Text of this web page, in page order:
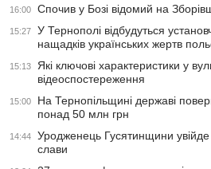
16:00 Спочив у Бозі відомий на
15:27
У Тернополі відбудуться
нащадків українських жертв
15:13
Які ключові характеристики у
відеоспостереження
15:00
На Тернопільщині державі
понад 50 млн грн
14:44
Уродженець Гусятинщини увійде
слави